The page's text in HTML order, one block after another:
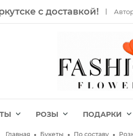
с доставкой!
РОЗЫ ПОДАРКИ
Главная Букеты По составу